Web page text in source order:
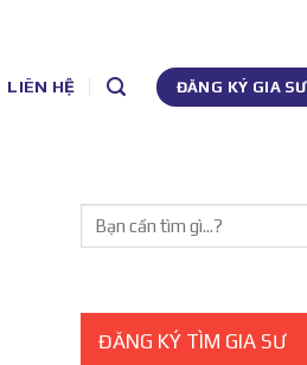
LIÊN HỆ ĐĂNG KÝ GIA
ĐĂNG KÝ TÌM GIA SƯ